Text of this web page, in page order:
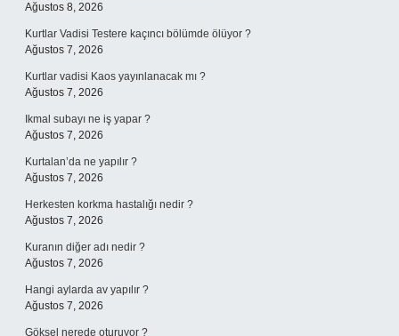
Ağustos 8, 2026
Kurtlar Vadisi Testere kaçıncı bölümde ölüyor ?
Ağustos 7, 2026
Kurtlar vadisi Kaos yayınlanacak mı ?
Ağustos 7, 2026
Ikmal subayı ne iş yapar ?
Ağustos 7, 2026
Kurtalan’da ne yapılır ?
Ağustos 7, 2026
Herkesten korkma hastalığı nedir ?
Ağustos 7, 2026
Kuranın diğer adı nedir ?
Ağustos 7, 2026
Hangi aylarda av yapılır ?
Ağustos 7, 2026
Göksel nerede oturuyor ?